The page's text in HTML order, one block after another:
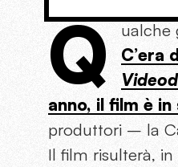
Q ualche
C’era
anno, il film è in
produttori – la
Il film risulterà,